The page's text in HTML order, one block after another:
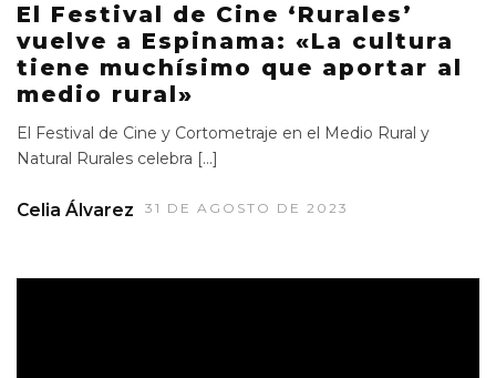
El Festival de Cine ‘Rurales’
vuelve a Espinama: «La cultura
tiene muchísimo que aportar al
medio rural»
El Festival de Cine y Cortometraje en el Medio Rural y
Natural Rurales celebra […]
Celia Álvarez 31 DE AGOSTO DE 2023